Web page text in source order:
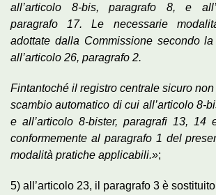
all’articolo 8-bis, paragrafo 8, e
paragrafo 17. Le necessarie
adottate dalla Commissione secondo
all’articolo 26, paragrafo 2.
Fintantoché il registro centrale sicuro
scambio automatico di cui all’articolo 8-
e all’articolo 8-bister, paragrafi 13, 14
conformemente al paragrafo 1 del
modalità pratiche applicabili.»;
5) all’articolo 23, il paragrafo 3 è